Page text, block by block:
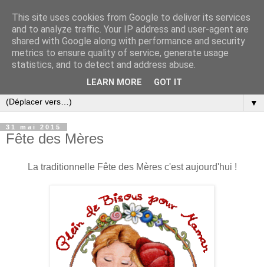
▼
31 mai 2015
Fête des Mères
La traditionnelle Fête des Mères c'est aujourd'hui !
This site uses cookies from Google to deliver its services
and to analyze traffic. Your IP address and user-agent are
shared with Google along with performance and security
metrics to ensure quality of service, generate usage
statistics, and to detect and address abuse.
LEARN MORE GOT IT